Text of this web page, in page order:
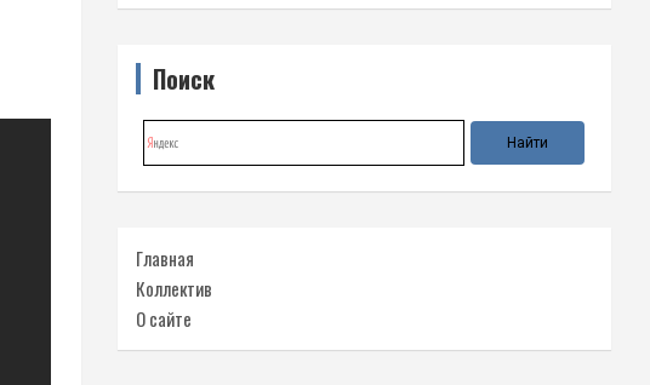
Поиск
Главная
Коллектив
О сайте